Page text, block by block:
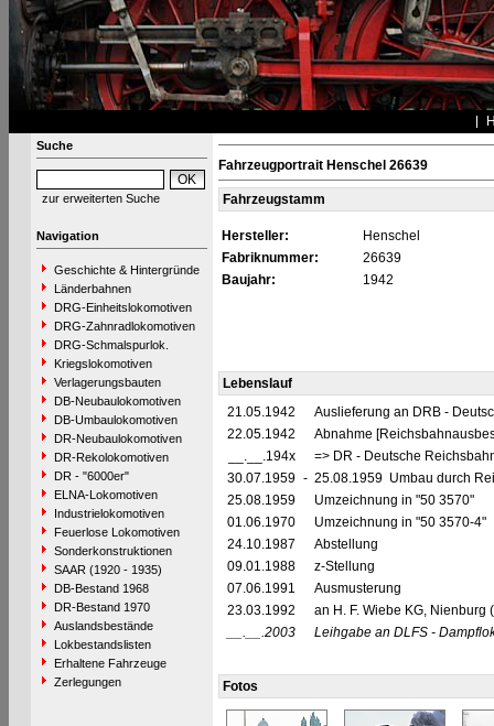
Suche
zur erweiterten Suche
Navigation
Geschichte & Hintergründe
Länderbahnen
DRG-Einheitslokomotiven
DRG-Zahnradlokomotiven
DRG-Schmalspurlok.
Kriegslokomotiven
Verlagerungsbauten
DB-Neubaulokomotiven
DB-Umbaulokomotiven
DR-Neubaulokomotiven
DR-Rekolokomotiven
DR - "6000er"
ELNA-Lokomotiven
Industrielokomotiven
Feuerlose Lokomotiven
Sonderkonstruktionen
SAAR (1920 - 1935)
DB-Bestand 1968
DR-Bestand 1970
Auslandsbestände
Lokbestandslisten
Erhaltene Fahrzeuge
Zerlegungen
Fahrzeugportrait Henschel 26639
Fahrzeugstamm
Hersteller:
Henschel
Fabriknummer:
26639
Baujahr:
1942
Lebenslauf
21.05.1942
Auslieferung an DRB -
22.05.1942
Abnahme
__.__.194x
=> DR - Deutsche
30.07.1959 - 25.08.1959 Umbau durch
25.08.1959
Umzeichnung in "50 3570"
01.06.1970
Umzeichnung in "50 3570-4"
24.10.1987
Abstellung
09.01.1988
z-Stellung
07.06.1991
Ausmusterung
23.03.1992
an H. F. Wiebe KG,
__.__.2003
Leihgabe an DLFS -
Fotos